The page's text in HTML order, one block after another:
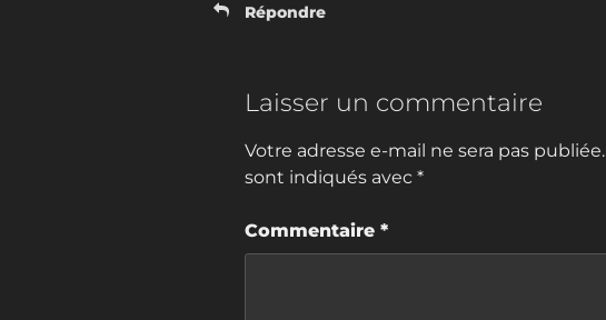
Répondre
Laisser un commentaire
Votre adresse e-mail ne sera pas publiée.
sont indiqués avec *
Commentaire *